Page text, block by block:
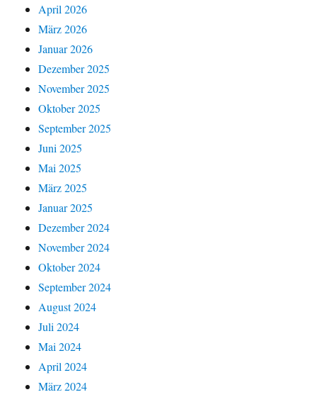
April 2026
März 2026
Januar 2026
Dezember 2025
November 2025
Oktober 2025
September 2025
Juni 2025
Mai 2025
März 2025
Januar 2025
Dezember 2024
November 2024
Oktober 2024
September 2024
August 2024
Juli 2024
Mai 2024
April 2024
März 2024